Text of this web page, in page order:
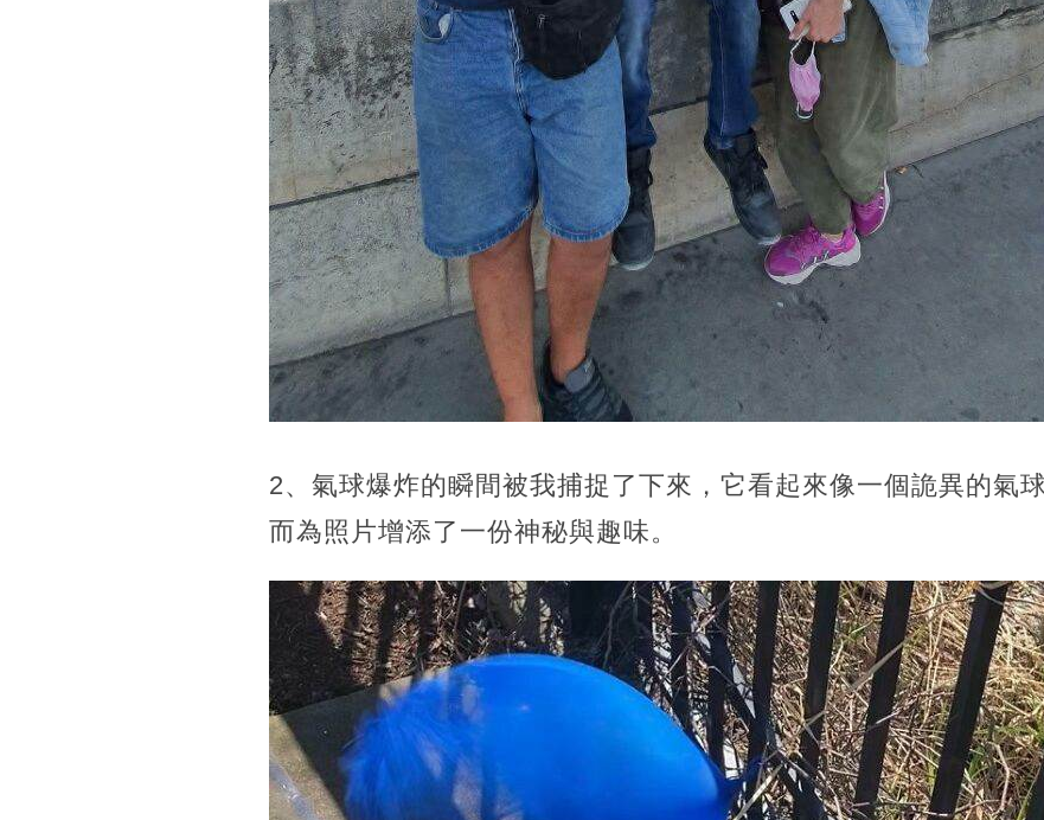
2、氣球爆炸的瞬間被我捕捉了下來，它看起來像一個詭異的氣
而為照片增添了一份神秘與趣味。